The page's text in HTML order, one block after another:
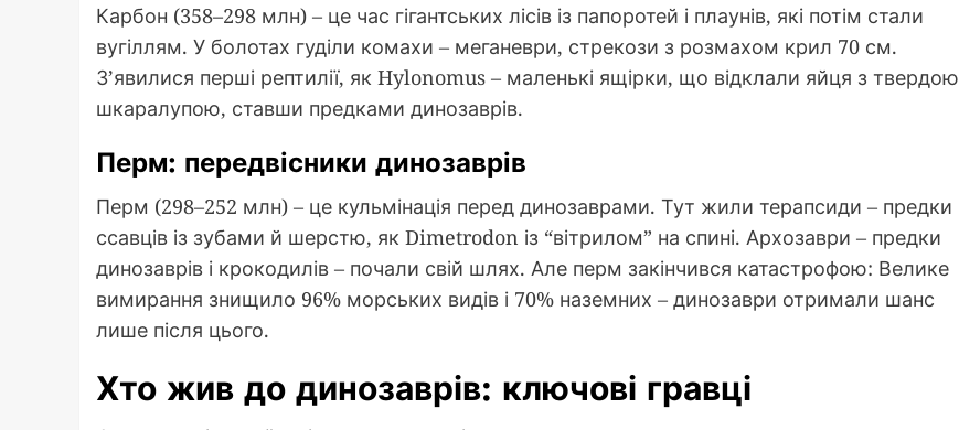
Карбон (358–298 млн) – це час гігантських лісів із папоротей і плаунів, які потім стали
вугіллям. У болотах гуділи комахи – меганеври, стрекози з розмахом крил 70 см.
З’явилися перші рептилії, як Hylonomus – маленькі ящірки, що відклали яйця з твердою
шкаралупою, ставши предками динозаврів.
Перм: передвісники динозаврів
Перм (298–252 млн) – це кульмінація перед динозаврами. Тут жили терапсиди – предки
ссавців із зубами й шерстю, як Dimetrodon із “вітрилом” на спині. Архозаври – предки
динозаврів і крокодилів – почали свій шлях. Але перм закінчився катастрофою: Велике
вимирання знищило 96% морських видів і 70% наземних – динозаври отримали шанс
лише після цього.
Хто жив до динозаврів: ключові гравці